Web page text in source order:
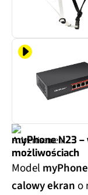
myPhone N23
możliwościach
Model
calowy ekrano